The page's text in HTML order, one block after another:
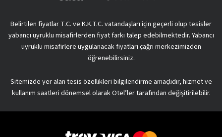
Belirtilen fiyatlar T.C. ve K.K.T.C. vatandaşları için geçerli olup tesisler
yabancı uyruklu misafirlerden fiyat farkı talep edebilmektedir. Yabancı
uyruklu misafirlere uygulanacak fiyatları çağrı merkezimizden
öğrenebilirsiniz.
Sitemizde yer alan tesis özellikleri bilgilendirme amaçlıdır, hizmet ve
kullanım saatleri dönemsel olarak Otel’ler tarafından değişitirilebilir.